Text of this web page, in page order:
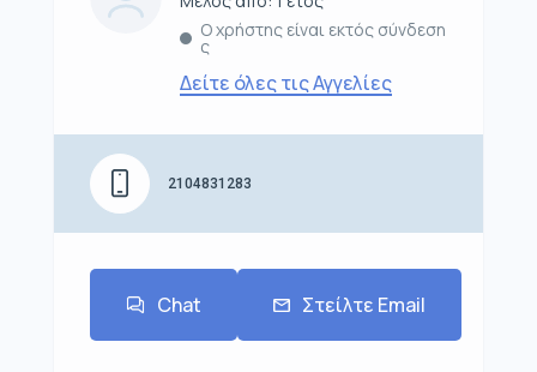
Ο χρήστης είναι εκτός σύνδεση
ς
Δείτε όλες τις Αγγελίες
2104831283
Chat Στείλτε Email